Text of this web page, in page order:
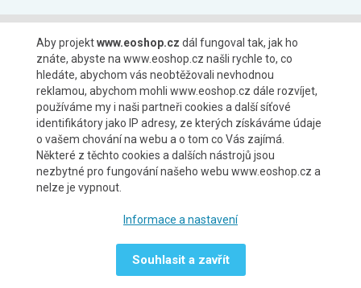
Možnosti platby
Možnosti dopravy
Aby projektwww.eoshop.cz dál fungoval tak, jak ho
znáte, abyste na www.eoshop.cz našli rychle to, co
hledáte, abychom vás neobtěžovali nevhodnou
reklamou, abychom mohli www.eoshop.cz dále rozvíjet,
používáme my i naši partneři cookies a další síťové
identifikátory jako IP adresy, ze kterých získáváme údaje
o vašem chování na webu a o tom co Vás zajímá.
Některé z těchto cookies a dalších nástrojů jsou
nezbytné pro fungování našeho webu www.eoshop.cz a
nelze je vypnout.
Informace a nastavení
Souhlasit a zavřít